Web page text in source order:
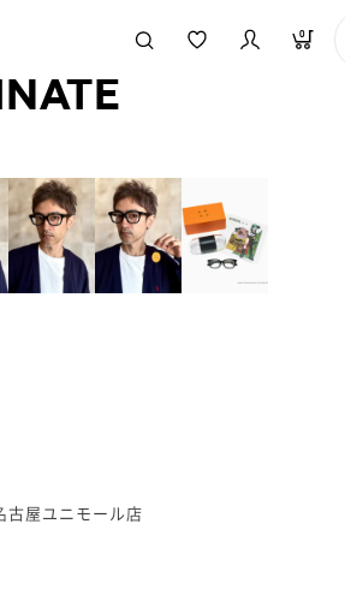
0
古屋ユニモール店